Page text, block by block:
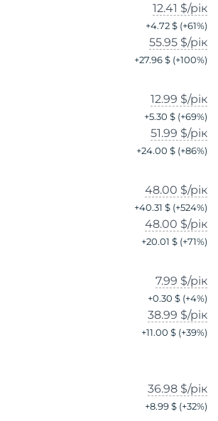
12.41 $/рік
+4.72 $ (+61%)
55.95 $/рік
+27.96 $ (+100%)
12.99 $/рік
+5.30 $ (+69%)
51.99 $/рік
+24.00 $ (+86%)
48.00 $/рік
+40.31 $ (+524%)
48.00 $/рік
+20.01 $ (+71%)
7.99 $/рік
+0.30 $ (+4%)
38.99 $/рік
+11.00 $ (+39%)
36.98 $/рік
+8.99 $ (+32%)